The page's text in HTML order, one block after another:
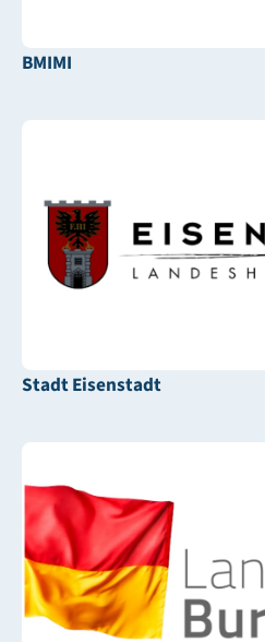
BMIMI
Stadt Eisenstadt